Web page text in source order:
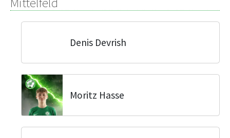
Denis Devrish
Moritz Hasse